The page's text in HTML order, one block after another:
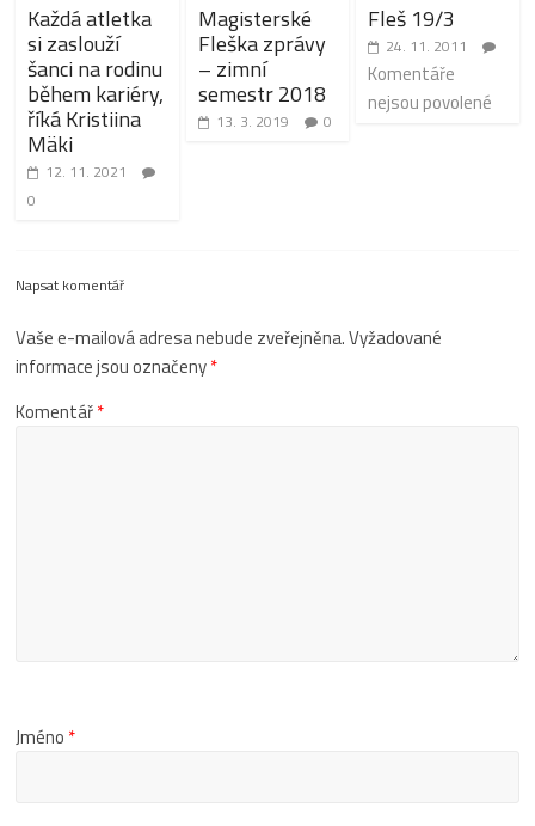
Každá atletka
si zaslouží
šanci na rodinu
během kariéry,
říká Kristiina
Mäki
12. 11. 2021
0
Magisterské
Fleška zprávy
– zimní
semestr 2018
13. 3. 2019 0
Fleš 19/3
24. 11. 2011
Komentáře
nejsou povolené
Napsat komentář
Vaše e-mailová adresa nebude zveřejněna.Vyžadované
informace jsou označeny*
Komentář*
Jméno *